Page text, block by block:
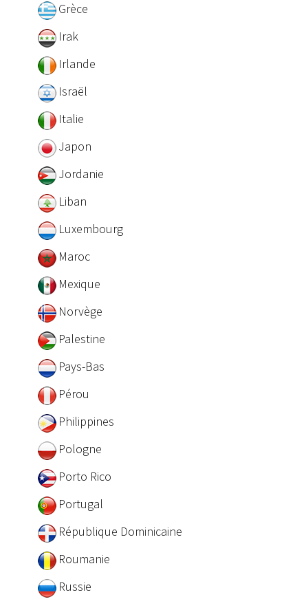
Grèce
Irak
Irlande
Israël
Italie
Japon
Jordanie
Liban
Luxembourg
Maroc
Mexique
Norvège
Palestine
Pays-Bas
Pérou
Philippines
Pologne
Porto Rico
Portugal
République Dominicaine
Roumanie
Russie